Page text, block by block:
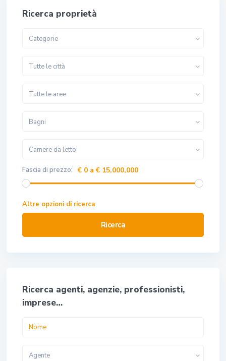
Ricerca proprietà
Categorie
Tutte le città
Tutte le aree
Bagni
Camere da letto
Fascia di prezzo: € 0 a € 15,000,000
Altre opzioni di ricerca
Ricerca
Ricerca agenti, agenzie, professionisti,
imprese…
Agente